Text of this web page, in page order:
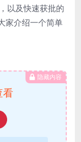
以及快速获批的
家介绍一个简单
隐藏内容
看